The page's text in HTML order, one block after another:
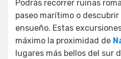
Podrás recorrer ruinas
paseo marítimo o
ensueño. Estas
máximo la proximidad de
lugares más bellos del sur